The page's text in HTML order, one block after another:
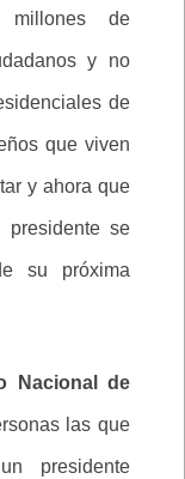
de
y no
de
que viven
y ahora que
presidente se
su próxima
Nacional de
las que
presidente